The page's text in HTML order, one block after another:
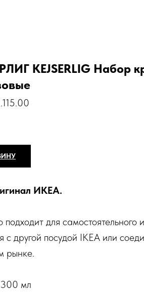
KEJSERLIG Набор
ИКЕА.
подходит для самостоятельного
с другой посудой IKEA или
рынке.
300 мл